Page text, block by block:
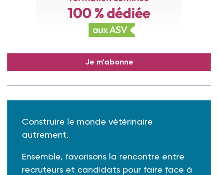
Je m'abonne
Construire le monde vétérinaire
autrement.
Ensemble, favorisons la rencontre entre
recruteurs et candidats pour faire face à